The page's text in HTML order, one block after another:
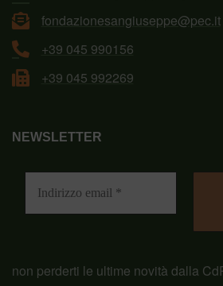
fondazionesangiuseppe@pec.it
+39 045 990156
+39 045 992269
NEWSLETTER
non perderti le ultime novità dalla